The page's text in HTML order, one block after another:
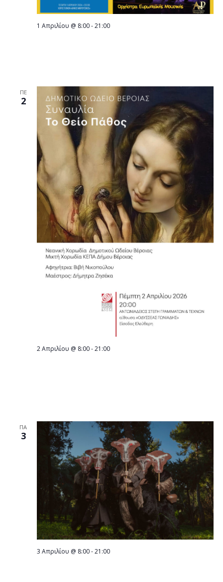
1 Απριλίου @ 8:00-21:00
ΠΕ
2
2 Απριλίου @ 8:00-21:00
ΠΑ
3
3 Απριλίου @ 8:00-21:00